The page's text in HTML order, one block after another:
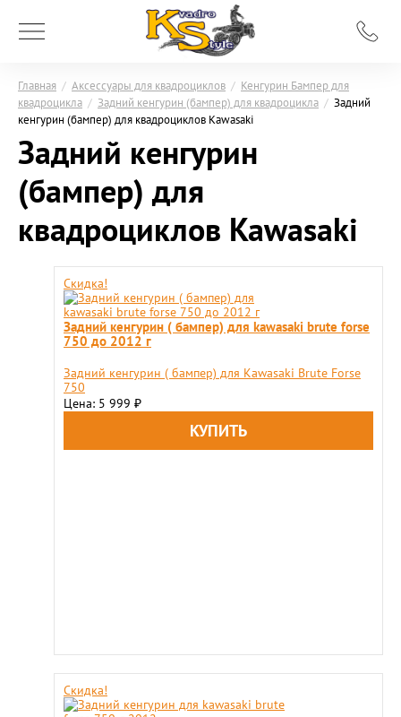
Главная / Аксессуары для квадроциклов / Кенгурин Бампер для
квадроцикла / Задний кенгурин (бампер) для квадроцикла / Задний
кенгурин (бампер) для квадроциклов Kawasaki
Задний кенгурин
(бампер) для
квадроциклов Kawasaki
Скидка!
Задний кенгурин ( бампер) для kawasaki brute forse
750 до 2012 г
Задний кенгурин ( бампер) для Kawasaki Brute Forse
750
Цена: 5 999 ₽
Скидка!